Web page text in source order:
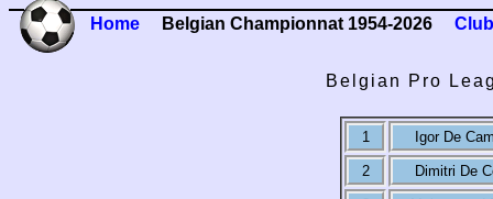
Home Belgian Championnat 1954-2026
Belgian Pro
1 Igor De
2 Dimitri De